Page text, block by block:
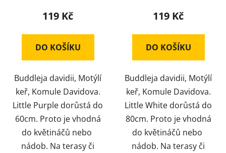
119 Kč
DO KOŠÍKU
Buddleja davidii, Motýlí
keř, Komule Davidova.
Little Purple dorůstá do
60cm. Proto je vhodná
do květináčů nebo
nádob. Na terasy či
119 Kč
DO KOŠÍKU
Buddleja davidii, Motýlí
keř, Komule Davidova.
Little White dorůstá do
80cm. Proto je vhodná
do květináčů nebo
nádob. Na terasy či